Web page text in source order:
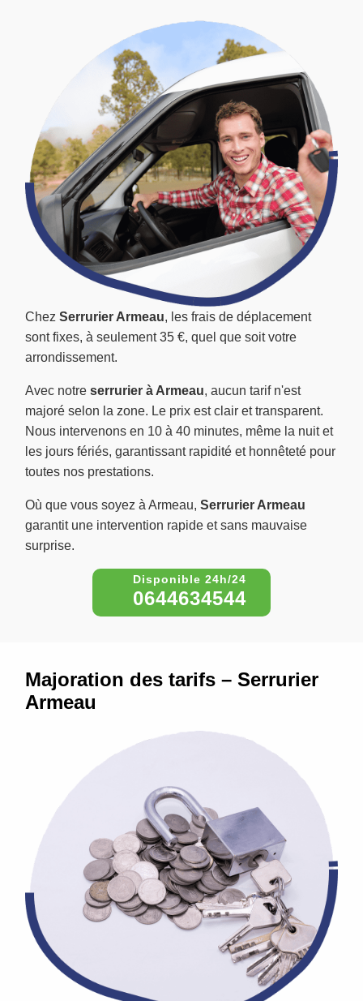
Chez Serrurier Armeau, les frais de déplacement
sont fixes, à seulement 35 €, quel que soit votre
arrondissement.
Avec notre serrurier à Armeau, aucun tarif n'est
majoré selon la zone. Le prix est clair et transparent.
Nous intervenons en 10 à 40 minutes, même la nuit et
les jours fériés, garantissant rapidité et honnêteté pour
toutes nos prestations.
Où que vous soyez à Armeau, Serrurier Armeau
garantit une intervention rapide et sans mauvaise
surprise.
0644634544
Majoration des tarifs – Serrurier
Armeau